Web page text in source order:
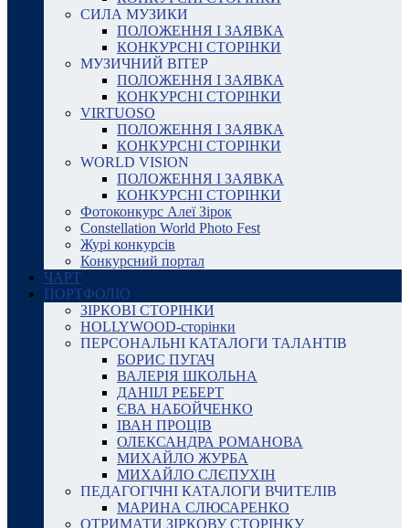
СИЛА МУЗИКИ
ПОЛОЖЕННЯ І ЗАЯВКА
КОНКУРСНІ СТОРІНКИ
МУЗИЧНИЙ ВІТЕР
ПОЛОЖЕННЯ І ЗАЯВКА
КОНКУРСНІ СТОРІНКИ
VIRTUOSO
ПОЛОЖЕННЯ І ЗАЯВКА
КОНКУРСНІ СТОРІНКИ
WORLD VISION
ПОЛОЖЕННЯ І ЗАЯВКА
КОНКУРСНІ СТОРІНКИ
Фотоконкурс Алеї Зірок
Constellation World Photo Fest
Журі конкурсів
Конкурсний портал
ЧАРТ
ПОРТФОЛІО
ЗІРКОВІ СТОРІНКИ
HOLLYWOOD-сторінки
ПЕРСОНАЛЬНІ КАТАЛОГИ ТАЛАНТІВ
БОРИС ПУГАЧ
ВАЛЕРІЯ ШКОЛЬНА
ДАНІІЛ РЕБЕРТ
ЄВА НАБОЙЧЕНКО
ІВАН ПРОЦІВ
ОЛЕКСАНДРА РОМАНОВА
МИХАЙЛО ЖУРБА
МИХАЙЛО СЛЄПУХІН
ПЕДАГОГІЧНІ КАТАЛОГИ ВЧИТЕЛІВ
МАРИНА СЛЮСАРЕНКО
ОТРИМАТИ ЗІРКОВУ СТОРІНКУ